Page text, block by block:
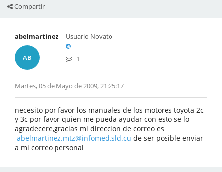
Compartir
abelmartinez
AB
Usuario Novato
1
Martes, 05 de Mayo de 2009, 21:25:17
necesito por favor los manuales de los motores toyota 2c
y 3c por favor quien me pueda ayudar con esto se lo
agradecere,gracias mi direccion de correo es
abelmartinez.mtz@infomed.sld.cu de ser posible enviar
a mi correo personal